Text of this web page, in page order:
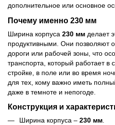
дополнительное или основное
Почему именно 230 мм
Ширина корпуса 230 мм делает
продуктивными. Они позволяют
дороги или рабочей зоны, что
транспорта, который работает в
стройке, в поле или во время
для тех, кому важно иметь
даже в темноте и непогоде.
Конструкция и
Ширина корпуса – 230 мм.